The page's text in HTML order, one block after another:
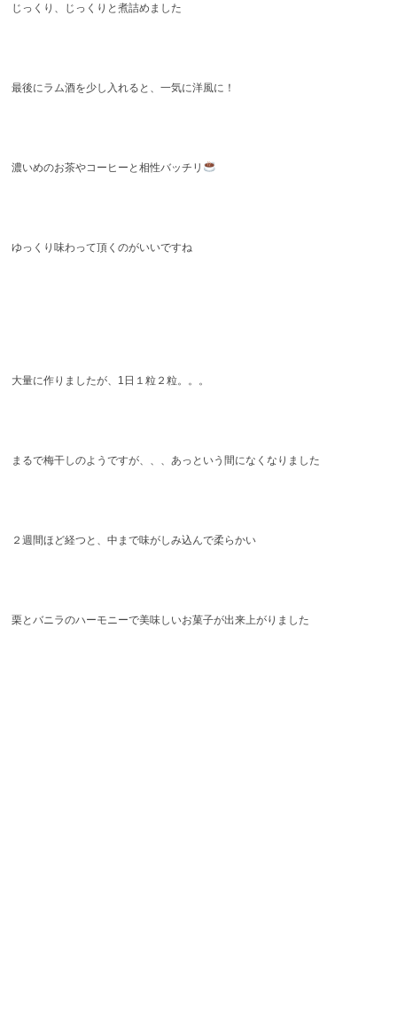
じっくり、じっくりと煮詰めました
最後にラム酒を少し入れると、一気に洋風に！
濃いめのお茶やコーヒーと相性バッチリ
ゆっくり味わって頂くのがいいですね
大量に作りましたが、1日１粒２粒。。。
まるで梅干しのようですが、、、あっという間になくなりました
２週間ほど経つと、中まで味がしみ込んで柔らかい
栗とバニラのハーモニーで美味しいお菓子が出来上がりました